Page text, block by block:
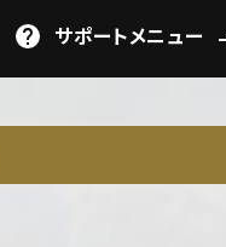
サポートメニュー